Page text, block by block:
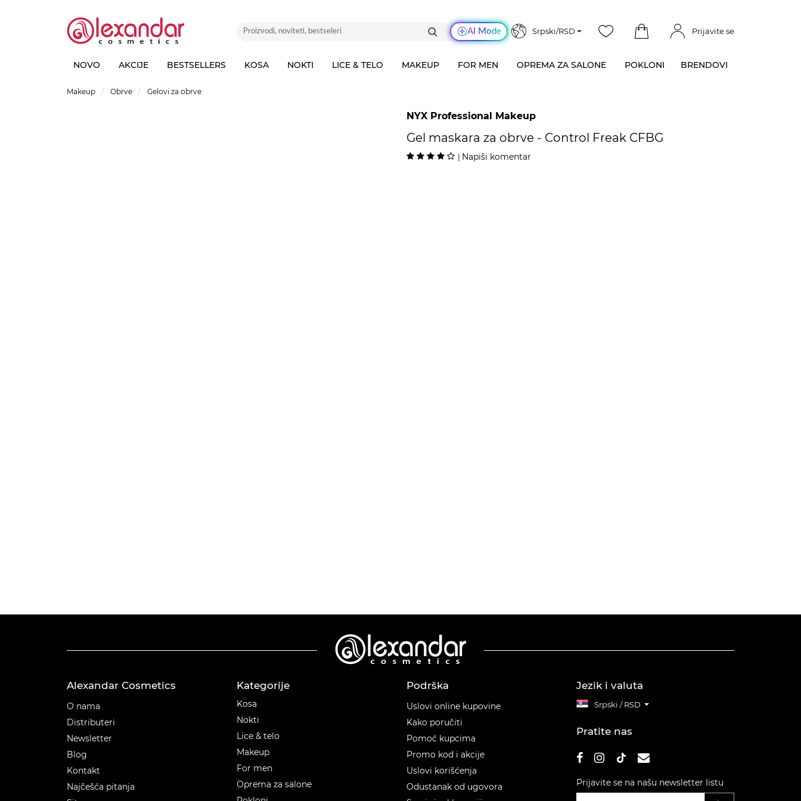
AI Mode Srpski/RSD Prijavite se
NOVO AKCIJE BESTSELLERS KOSA NOKTI LICE & TELO MAKEUP FOR MEN OPREMA ZA SALONE POKLONI BRENDOVI
Makeup Obrve Gelovi za obrve
NYX Professional Makeup
Gel maskara za obrve - Control Freak CFBG
| Napiši komentar
Alexandar Cosmetics
O nama
Distributeri
Newsletter
Blog
Kontakt
Najčešća pitanja
Kategorije
Kosa
Nokti
Lice & telo
Makeup
For men
Oprema za salone
Podrška
Uslovi online kupovine
Kako poručiti
Pomoć kupcima
Promo kod i akcije
Uslovi korišćenja
Odustanak od ugovora
Jezik i valuta
Srpski / RSD
Pratite nas
Prijavite se na našu newsletter listu